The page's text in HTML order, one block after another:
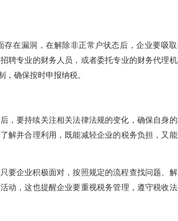
在漏洞，在解除非正常户状态后，企业要吸
聘专业的财务人员，或者委托专业的财务代理
确保按时申报纳税。
，要持续关注相关法律法规的变化，确保自身
解并合理利用，既能减轻企业的税务负担，又
要企业积极面对，按照规定的流程查找问题、
动，这也提醒企业要重视税务管理，遵守税收